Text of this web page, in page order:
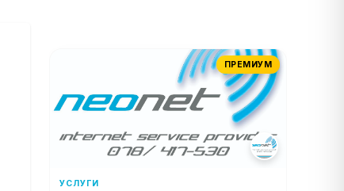
ПРЕМИУМ
УСЛУГИ